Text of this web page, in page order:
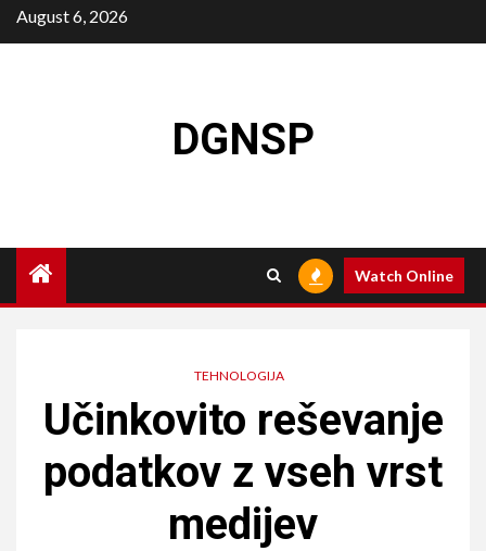
Skip
to
August 6, 2026
DGNSP
Watch Online
TEHNOLOGIJA
Učinkovito reševanje
podatkov z vseh vrst
medijev